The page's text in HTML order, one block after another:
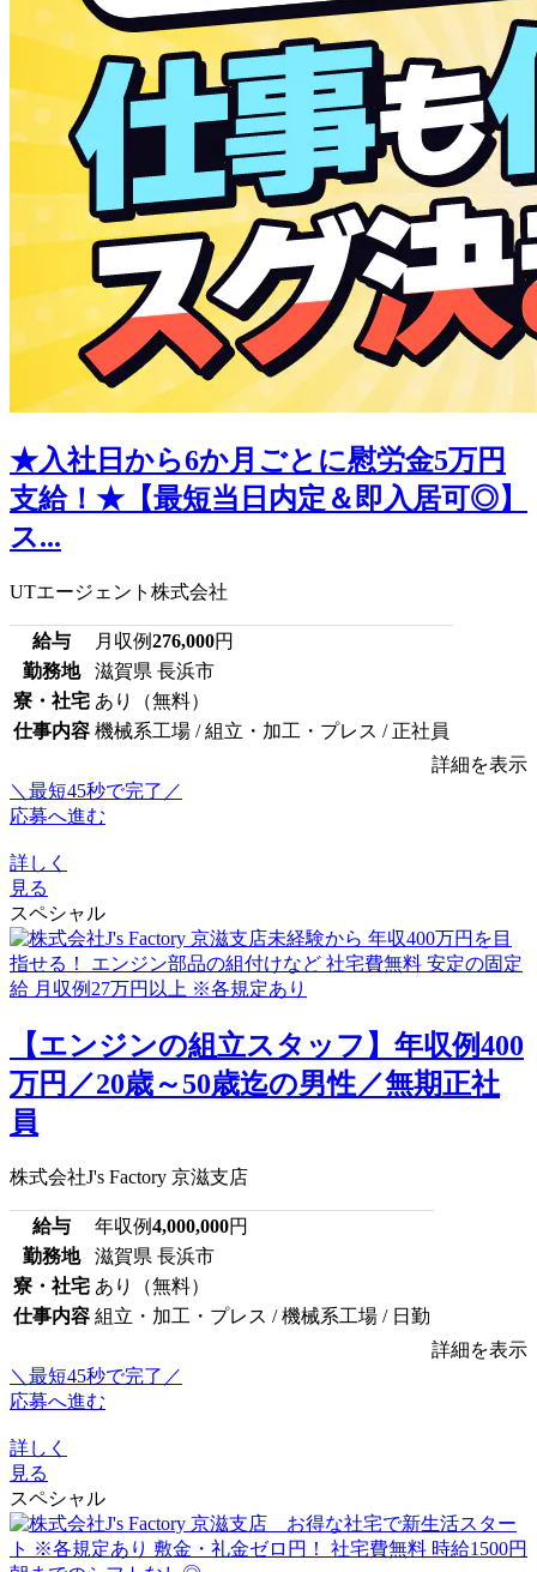
★入社日から6か月ごとに慰労金5万円
支給！★【最短当日内定＆即入居可◎】
ス...
UTエージェント株式会社
給与 月収例276,000円
勤務地
滋賀県 長浜市
寮・社宅 あり（無料）
仕事内容 機械系工場 / 組立・加工・プレス / 正社員
詳細を表示
＼最短45秒で完了／
応募へ進む
詳しく
見る
スペシャル
【エンジンの組立スタッフ】年収例400
万円／20歳～50歳迄の男性／無期正社
員
株式会社J's Factory 京滋支店
給与 年収例4,000,000円
勤務地
滋賀県 長浜市
寮・社宅 あり（無料）
仕事内容 組立・加工・プレス / 機械系工場 / 日勤
詳細を表示
＼最短45秒で完了／
応募へ進む
詳しく
見る
スペシャル